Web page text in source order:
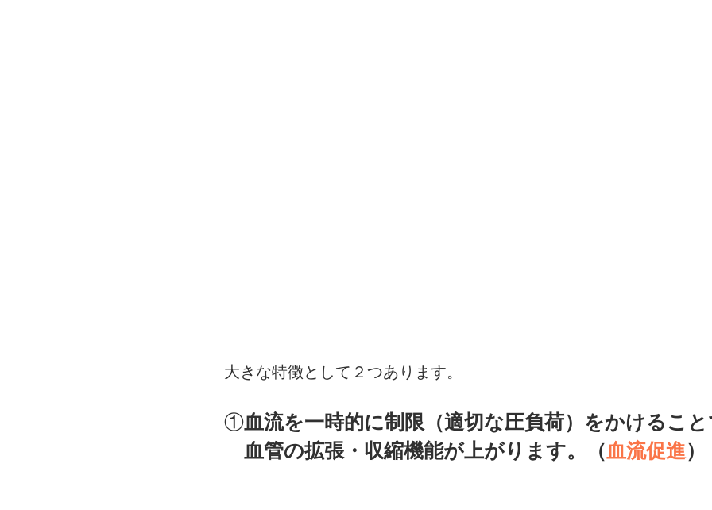
大きな特徴として２つあります。
①血流を一時的に制限（適切な圧負荷）をかけるこ
血管の拡張・収縮機能が上がります。（血流促進）